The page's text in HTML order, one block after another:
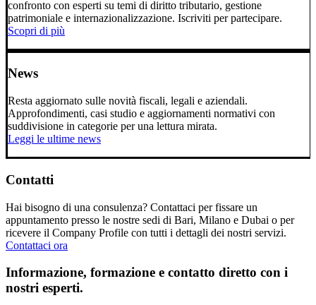
confronto con esperti su temi di diritto tributario, gestione
patrimoniale e internazionalizzazione. Iscriviti per partecipare.
Scopri di più
News
Resta aggiornato sulle novità fiscali, legali e aziendali.
Approfondimenti, casi studio e aggiornamenti normativi con
suddivisione in categorie per una lettura mirata.
Leggi le ultime news
Contatti
Hai bisogno di una consulenza? Contattaci per fissare un
appuntamento presso le nostre sedi di Bari, Milano e Dubai o per
ricevere il Company Profile con tutti i dettagli dei nostri servizi.
Contattaci ora
Informazione, formazione e contatto diretto con i
nostri esperti.